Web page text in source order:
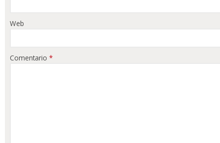
Web
Comentario *